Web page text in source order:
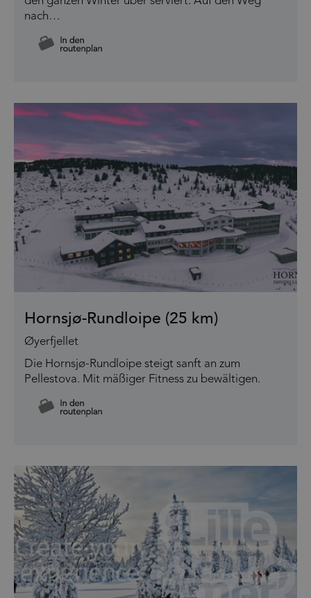
nach…
Hornsjø-Rundloipe (25 km)
Øyerfjellet
Die Hornsjø-Rundloipe steigt sanft an zum
Pellestova. Mit mäßiger Fitness zu bewältigen.